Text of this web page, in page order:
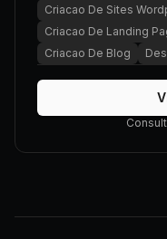
Criacao De Sites
Criacao De Landing
Criacao De Blog